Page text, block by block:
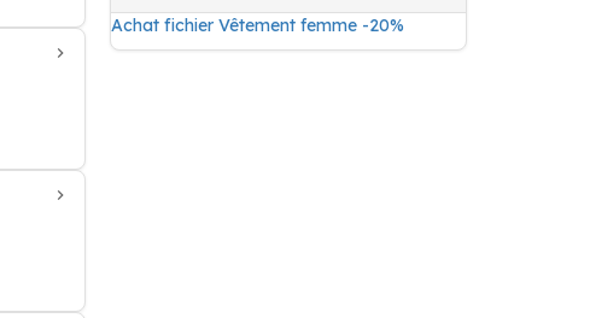
Achat fichier Vêtement femme -20%